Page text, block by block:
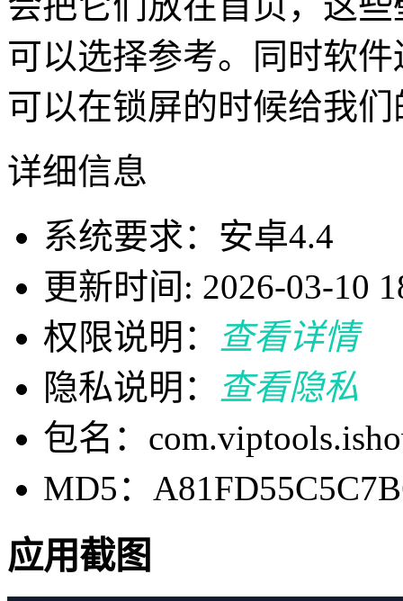
可以选择参考。同时软
可以在锁屏的时候给我
详细信息
系统要求：安卓4.4
更新时间: 2026-03-10
权限说明：
查看详情
隐私说明：
查看隐私
包名：
MD5：
应用截图